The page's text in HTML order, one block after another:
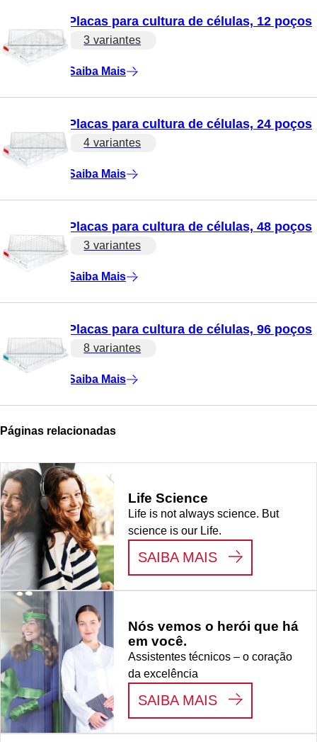
Placas para cultura de células, 12 poços
3 variantes
Saiba Mais
Placas para cultura de células, 24 poços
4 variantes
Saiba Mais
Placas para cultura de células, 48 poços
3 variantes
Saiba Mais
Placas para cultura de células, 96 poços
8 variantes
Saiba Mais
Páginas relacionadas
Life Science
Life is not always science. But
science is our Life.
SAIBA MAIS: LIFE
Nós vemos o herói que há
em você.
Assistentes técnicos – o coração
da excelência
SAIBA MAIS: NÓS